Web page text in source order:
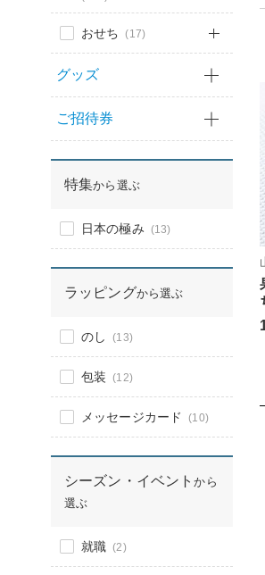
おせち (17)
グッズ
ご招待券
特集から選ぶ
日本の極み (13)
ラッピングから選ぶ
のし (13)
包装 (12)
メッセージカード (10)
シーズン・イベントから
選ぶ
就職 (2)